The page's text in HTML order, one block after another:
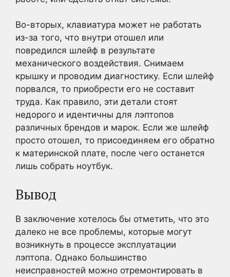
Во-вторых, клавиатура может не работать
из-за того, что внутри отошел или
повредился шлейф в результате
механического воздействия. Снимаем
крышку и проводим диагностику. Если шлейф
порвался, то приобрести его не составит
труда. Как правило, эти детали стоят
недорого и идентичны для лэптопов
различных брендов и марок. Если же шлейф
просто отошел, то присоединяем его обратно
к материнской плате, после чего останется
лишь собрать ноутбук.
Вывод
В заключение хотелось бы отметить, что это
далеко не все проблемы, которые могут
возникнуть в процессе эксплуатации
лэптопа. Однако большинство
неисправностей можно отремонтировать в